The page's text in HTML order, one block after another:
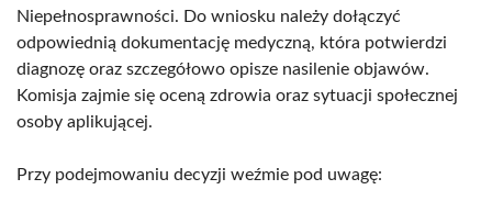
Niepełnosprawności. Do wniosku należy dołączyć
odpowiednią dokumentację medyczną, która potwierdzi
diagnozę oraz szczegółowo opisze nasilenie objawów.
Komisja zajmie się oceną zdrowia oraz sytuacji społecznej
osoby aplikującej.
Przy podejmowaniu decyzji weźmie pod uwagę: